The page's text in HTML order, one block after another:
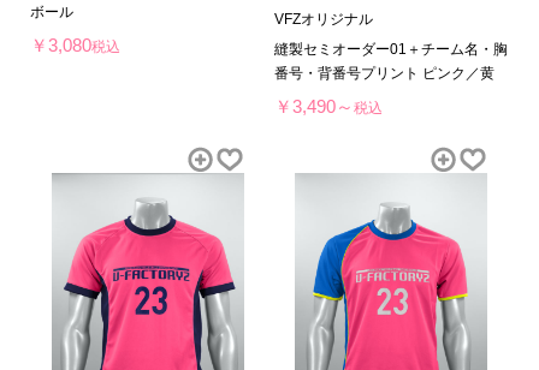
ボール
￥3,080税込
VFZオリジナル
縫製セミオーダー01＋チーム名・胸
番号・背番号プリント ピンク／黄
￥3,490～ 税込